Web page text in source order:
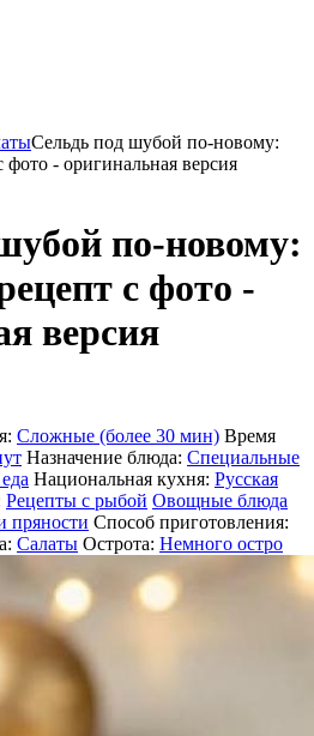
Сельдь под шубой по-новому:
- оригинальная версия
по-новому:
с фото -
версия
Сложные (более 30 мин) Время
Назначение блюда: Специальные
Национальная кухня: Русская
Рецепты с рыбой Овощные блюда
пряности Способ приготовления:
Салаты Острота: Немного остро